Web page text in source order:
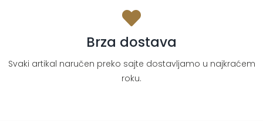
Brza dostava
Svaki artikal naručen preko sajte dostavljamo u najkraćem
roku.